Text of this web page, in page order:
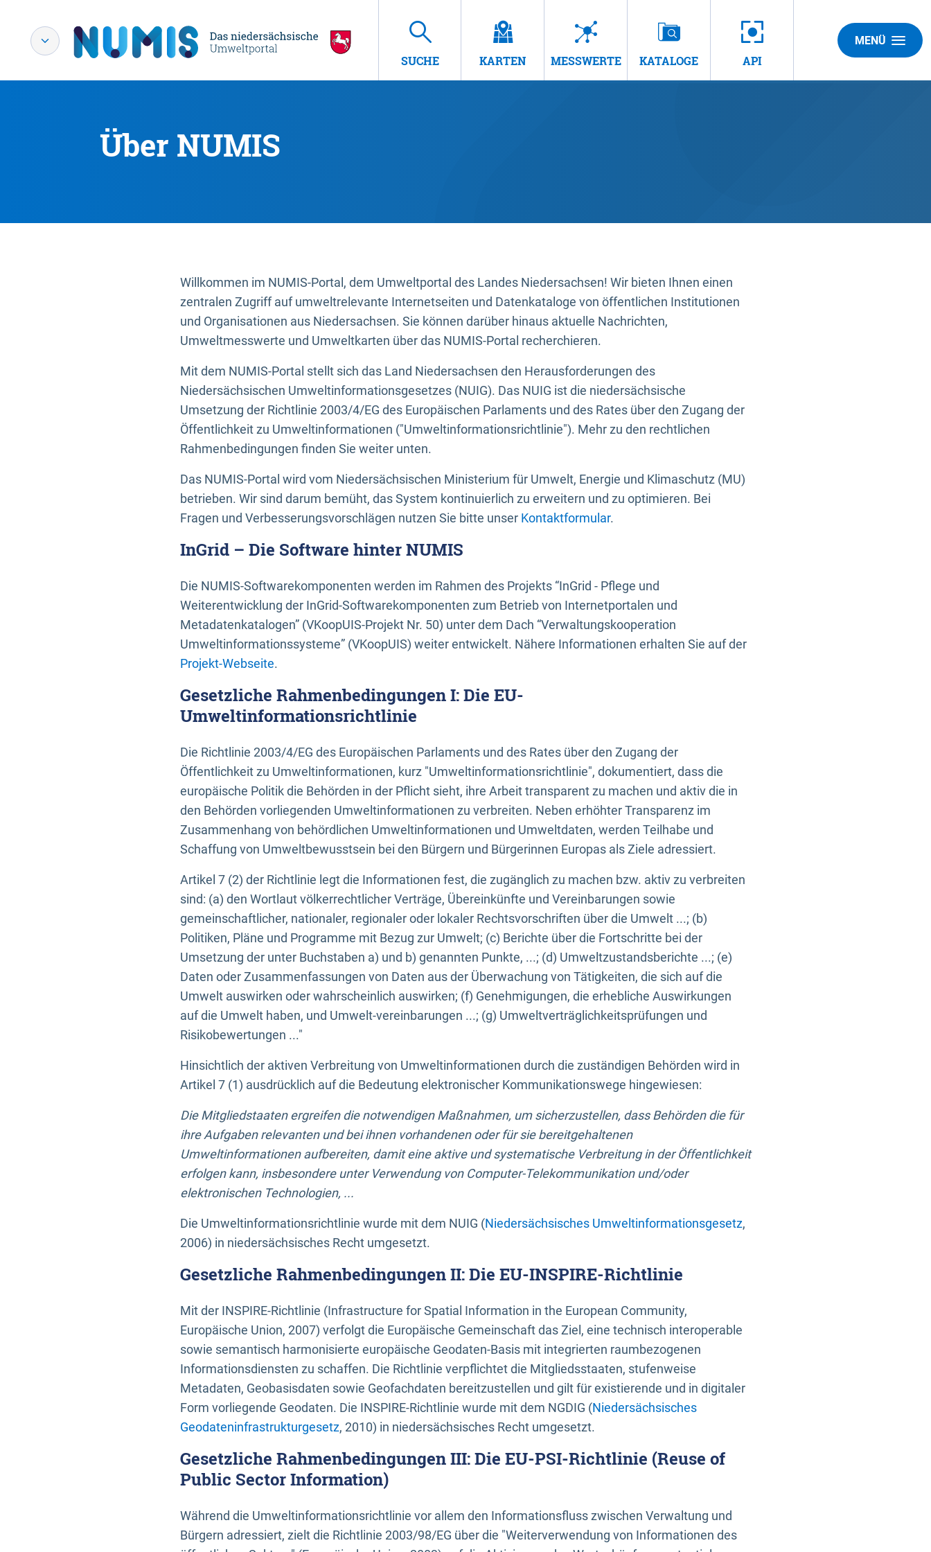
SUCHE KARTEN MESSWERTE KATALOGE API
MENÜ
Über NUMIS
Willkommen im NUMIS-Portal, dem Umweltportal des Landes Niedersachsen! Wir bieten Ihnen einen
zentralen Zugriff auf umweltrelevante Internetseiten und Datenkataloge von öffentlichen Institutionen
und Organisationen aus Niedersachsen. Sie können darüber hinaus aktuelle Nachrichten,
Umweltmesswerte und Umweltkarten über das NUMIS-Portal recherchieren.
Mit dem NUMIS-Portal stellt sich das Land Niedersachsen den Herausforderungen des
Niedersächsischen Umweltinformationsgesetzes (NUIG). Das NUIG ist die niedersächsische
Umsetzung der Richtlinie 2003/4/EG des Europäischen Parlaments und des Rates über den Zugang der
Öffentlichkeit zu Umweltinformationen ("Umweltinformationsrichtlinie"). Mehr zu den rechtlichen
Rahmenbedingungen finden Sie weiter unten.
Das NUMIS-Portal wird vom Niedersächsischen Ministerium für Umwelt, Energie und Klimaschutz (MU)
betrieben. Wir sind darum bemüht, das System kontinuierlich zu erweitern und zu optimieren. Bei
Fragen und Verbesserungsvorschlägen nutzen Sie bitte unser Kontaktformular.
InGrid – Die Software hinter NUMIS
Die NUMIS-Softwarekomponenten werden im Rahmen des Projekts “InGrid - Pflege und
Weiterentwicklung der InGrid-Softwarekomponenten zum Betrieb von Internetportalen und
Metadatenkatalogen” (VKoopUIS-Projekt Nr. 50) unter dem Dach “Verwaltungskooperation
Umweltinformationssysteme” (VKoopUIS) weiter entwickelt. Nähere Informationen erhalten Sie auf der
Projekt-Webseite.
Gesetzliche Rahmenbedingungen I: Die EU-
Umweltinformationsrichtlinie
Die Richtlinie 2003/4/EG des Europäischen Parlaments und des Rates über den Zugang der
Öffentlichkeit zu Umweltinformationen, kurz "Umweltinformationsrichtlinie", dokumentiert, dass die
europäische Politik die Behörden in der Pflicht sieht, ihre Arbeit transparent zu machen und aktiv die in
den Behörden vorliegenden Umweltinformationen zu verbreiten. Neben erhöhter Transparenz im
Zusammenhang von behördlichen Umweltinformationen und Umweltdaten, werden Teilhabe und
Schaffung von Umweltbewusstsein bei den Bürgern und Bürgerinnen Europas als Ziele adressiert.
Artikel 7 (2) der Richtlinie legt die Informationen fest, die zugänglich zu machen bzw. aktiv zu verbreiten
sind: (a) den Wortlaut völkerrechtlicher Verträge, Übereinkünfte und Vereinbarungen sowie
gemeinschaftlicher, nationaler, regionaler oder lokaler Rechtsvorschriften über die Umwelt ...; (b)
Politiken, Pläne und Programme mit Bezug zur Umwelt; (c) Berichte über die Fortschritte bei der
Umsetzung der unter Buchstaben a) und b) genannten Punkte, ...; (d) Umweltzustandsberichte ...; (e)
Daten oder Zusammenfassungen von Daten aus der Überwachung von Tätigkeiten, die sich auf die
Umwelt auswirken oder wahrscheinlich auswirken; (f) Genehmigungen, die erhebliche Auswirkungen
auf die Umwelt haben, und Umwelt-vereinbarungen ...; (g) Umweltverträglichkeitsprüfungen und
Risikobewertungen ..."
Hinsichtlich der aktiven Verbreitung von Umweltinformationen durch die zuständigen Behörden wird in
Artikel 7 (1) ausdrücklich auf die Bedeutung elektronischer Kommunikationswege hingewiesen:
Die Mitgliedstaaten ergreifen die notwendigen Maßnahmen, um sicherzustellen, dass Behörden die für
ihre Aufgaben relevanten und bei ihnen vorhandenen oder für sie bereitgehaltenen
Umweltinformationen aufbereiten, damit eine aktive und systematische Verbreitung in der Öffentlichkeit
erfolgen kann, insbesondere unter Verwendung von Computer-Telekommunikation und/oder
elektronischen Technologien, ...
Die Umweltinformationsrichtlinie wurde mit dem NUIG (Niedersächsisches Umweltinformationsgesetz,
2006) in niedersächsisches Recht umgesetzt.
Gesetzliche Rahmenbedingungen II: Die EU-INSPIRE-Richtlinie
Mit der INSPIRE-Richtlinie (Infrastructure for Spatial Information in the European Community,
Europäische Union, 2007) verfolgt die Europäische Gemeinschaft das Ziel, eine technisch interoperable
sowie semantisch harmonisierte europäische Geodaten-Basis mit integrierten raumbezogenen
Informationsdiensten zu schaffen. Die Richtlinie verpflichtet die Mitgliedsstaaten, stufenweise
Metadaten, Geobasisdaten sowie Geofachdaten bereitzustellen und gilt für existierende und in digitaler
Form vorliegende Geodaten. Die INSPIRE-Richtlinie wurde mit dem NGDIG (Niedersächsisches
Geodateninfrastrukturgesetz, 2010) in niedersächsisches Recht umgesetzt.
Gesetzliche Rahmenbedingungen III: Die EU-PSI-Richtlinie (Reuse of
Public Sector Information)
Während die Umweltinformationsrichtlinie vor allem den Informationsfluss zwischen Verwaltung und
Bürgern adressiert, zielt die Richtlinie 2003/98/EG über die "Weiterverwendung von Informationen des